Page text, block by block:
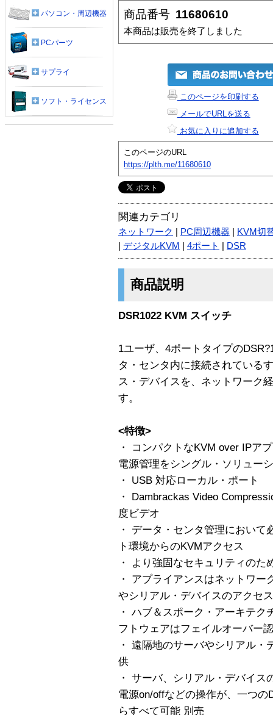
商品番号 11680610
本商品は販売を終了しました
このページを印刷する
メールでURLを送る
お気に入りに追加する
このページのURL
https://plth.me/11680610
関連カテゴリ
ネットワーク PC周辺機器
KVM切
デジタルKVM 4ポート DSR
商品説明
DSR1022 KVM スイッチ
1ユーザ、4ポートタイプの
タ・センタ内に接続されている
ス・デバイスを、ネットワーク
す。
<特徴>
・ コンパクトなKVM over IPア
電源管理をシングル・ソリュー
・ USB 対応ローカル・ポート
・ Dambrackas Video
度ビデオ
・ データ・センタ管理におい
ト環境からのKVMアクセス
・ より強固なセキュリティのた
・ アプライアンスはネットワ
やシリアル・デバイスのアクセ
・ ハブ＆スポーク・アーキテ
フトウェアはフェイルオーバー
・ 遠隔地のサーバやシリアル
供
・ サーバ、シリアル・デバイ
電源on/offなどの操作が、一つ
らすべて可能 別売
パソコン・周辺機器
PCパーツ
サプライ
ソフト・ライセンス